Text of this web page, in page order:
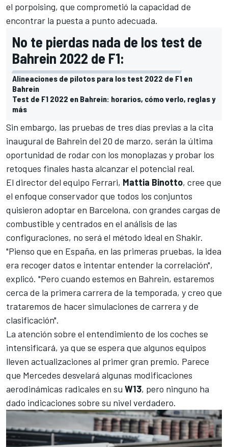
el porpoising, que comprometió la capacidad de
encontrar la puesta a punto adecuada.
No te pierdas nada de los test de
Bahrein 2022 de F1:
Alineaciones de pilotos para los test 2022 de F1 en
Bahrein
Test de F1 2022 en Bahrein: horarios, cómo verlo, reglas y
más
Sin embargo, las pruebas de tres días previas a la cita
inaugural de Bahrein del 20 de marzo, serán la última
oportunidad de rodar con los monoplazas y probar los
retoques finales hasta alcanzar el potencial real.
El director del equipo Ferrari, Mattia Binotto, cree que
el enfoque conservador que todos los conjuntos
quisieron adoptar en Barcelona, con grandes cargas de
combustible y centrados en el análisis de las
configuraciones, no será el método ideal en Shakir.
"Pienso que en España, en las primeras pruebas, la idea
era recoger datos e intentar entender la correlación",
explicó. "Pero cuando estemos en Bahrein, estaremos
cerca de la primera carrera de la temporada, y creo que
trataremos de hacer simulaciones de carrera y de
clasificación".
La atención sobre el entendimiento de los coches se
intensificará, ya que se espera que algunos equipos
lleven actualizaciones al primer gran premio. Parece
que Mercedes desvelará algunas modificaciones
aerodinámicas radicales en su W13, pero ninguno ha
dado indicaciones sobre su nivel verdadero.